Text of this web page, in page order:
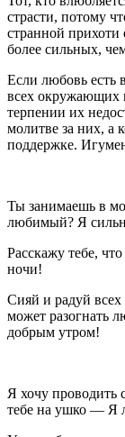
страсти, потому
странной
более сильных,
Если любовь есть
всех окружающих
терпении их
молитве за них, а
поддержке.
Ты занимаешь в
любимый? Я
Расскажу тебе,
ночи!
Сияй и радуй
может разогнать
добрым утром!
Я хочу проводить
тебе на ушко — Я